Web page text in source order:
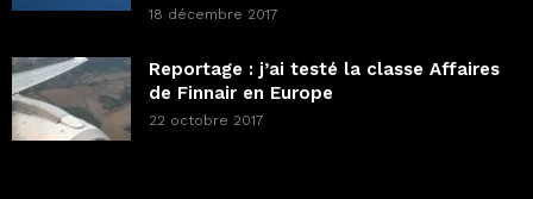
18 décembre 2017
Reportage : j’ai testé la classe Affaires
de Finnair en Europe
22 octobre 2017